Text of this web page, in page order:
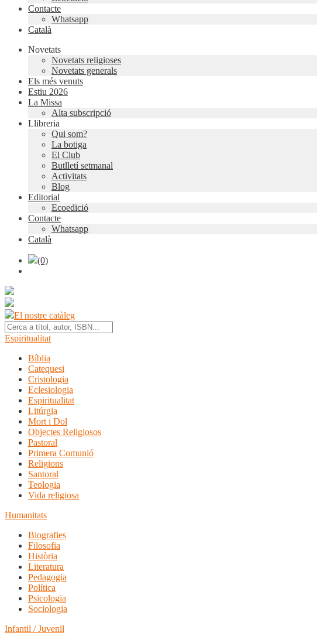
Contacte
Whatsapp
Català
Novetats
Novetats religioses
Novetats generals
Els més venuts
Estiu 2026
La Missa
Alta subscripció
Llibreria
Qui som?
La botiga
El Club
Butlletí setmanal
Activitats
Blog
Editorial
Ecoedició
Contacte
Whatsapp
Català
(0)
El nostre catàleg
Espiritualitat
Bíblia
Catequesi
Cristologia
Eclesiologia
Espiritualitat
Litúrgia
Mort i Dol
Objectes Religiosos
Pastoral
Primera Comunió
Religions
Santoral
Teologia
Vida religiosa
Humanitats
Biografies
Filosofia
Història
Literatura
Pedagogia
Política
Psicologia
Sociologia
Infantil / Juvenil